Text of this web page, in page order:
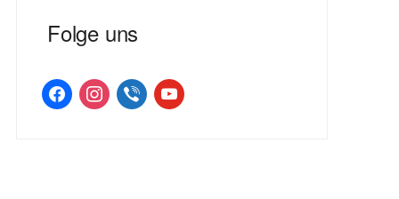
Folge uns
facebookinstagramviber youtube